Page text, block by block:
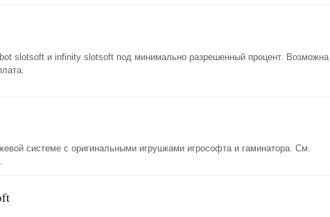
slotsoft и infinity slotsoft под минимально разрешенный процент. Возможна
системе с оригинальными игрушками игрософта и гаминатора. См.